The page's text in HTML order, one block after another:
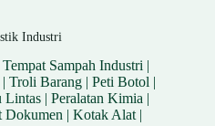
Industri
Tempat Sampah Industri |
|Troli Barang |Peti Botol |
Lintas| Peralatan Kimia |
Dokumen | Kotak Alat|